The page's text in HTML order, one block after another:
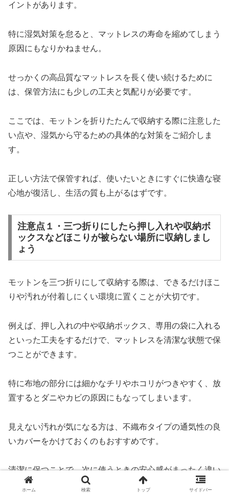
イントがあります。
特に湿気対策を怠ると、マットレスの寿命を縮めてしまう
原因にもなりかねません。
せっかくの高品質なマットレスを長く使い続けるために
は、保管方法にも少しの工夫と気配りが必要です。
ここでは、モットンを折りたたんで収納する際に注意した
い点や、湿気から守るための具体的な対策をご紹介しま
す。
正しい方法で保管すれば、使いたいときにすぐに快適な寝
心地が復活し、生活の質も上がるはずです。
注意点１・三つ折りにしたら押し入れや収納ボ
ックスなどほこりが被らない場所に収納しまし
ょう
モットンを三つ折りにして収納する際は、できるだけほこ
りや汚れが付着しにくい環境に置くことが大切です。
例えば、押し入れの中や収納ボックス、専用の袋に入れる
といった工夫をするだけで、マットレスを清潔な状態で保
つことができます。
特に布地の部分には細かなチリやホコリがつきやすく、放
置するとダニやカビの原因にもなってしまいます。
見えない汚れが気になる方は、不織布タイプの通気性の良
いカバーをかけておくのもおすすめです。
清潔に保つことで、次に使うときの安心感がまったく違い
ますし、何より気持ちよく眠ることができます。
ホーム 検索 トップ サイドバー